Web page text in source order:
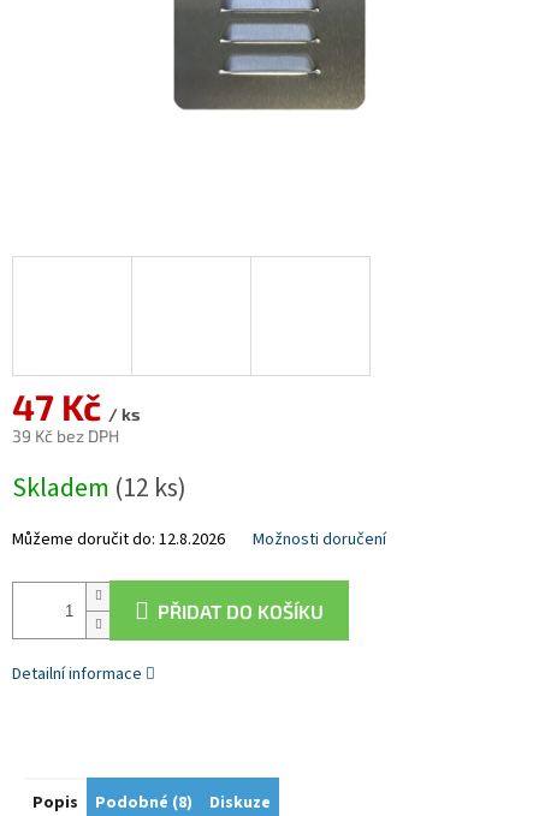
47 Kč / ks
39 Kč bez DPH
cena:
Skladem (12 ks)
Můžeme doručit do: 12.8.2026 Možnosti doručení
PŘIDAT DO KOŠÍKU
Detailní informace
Popis Podobné (8) Diskuze